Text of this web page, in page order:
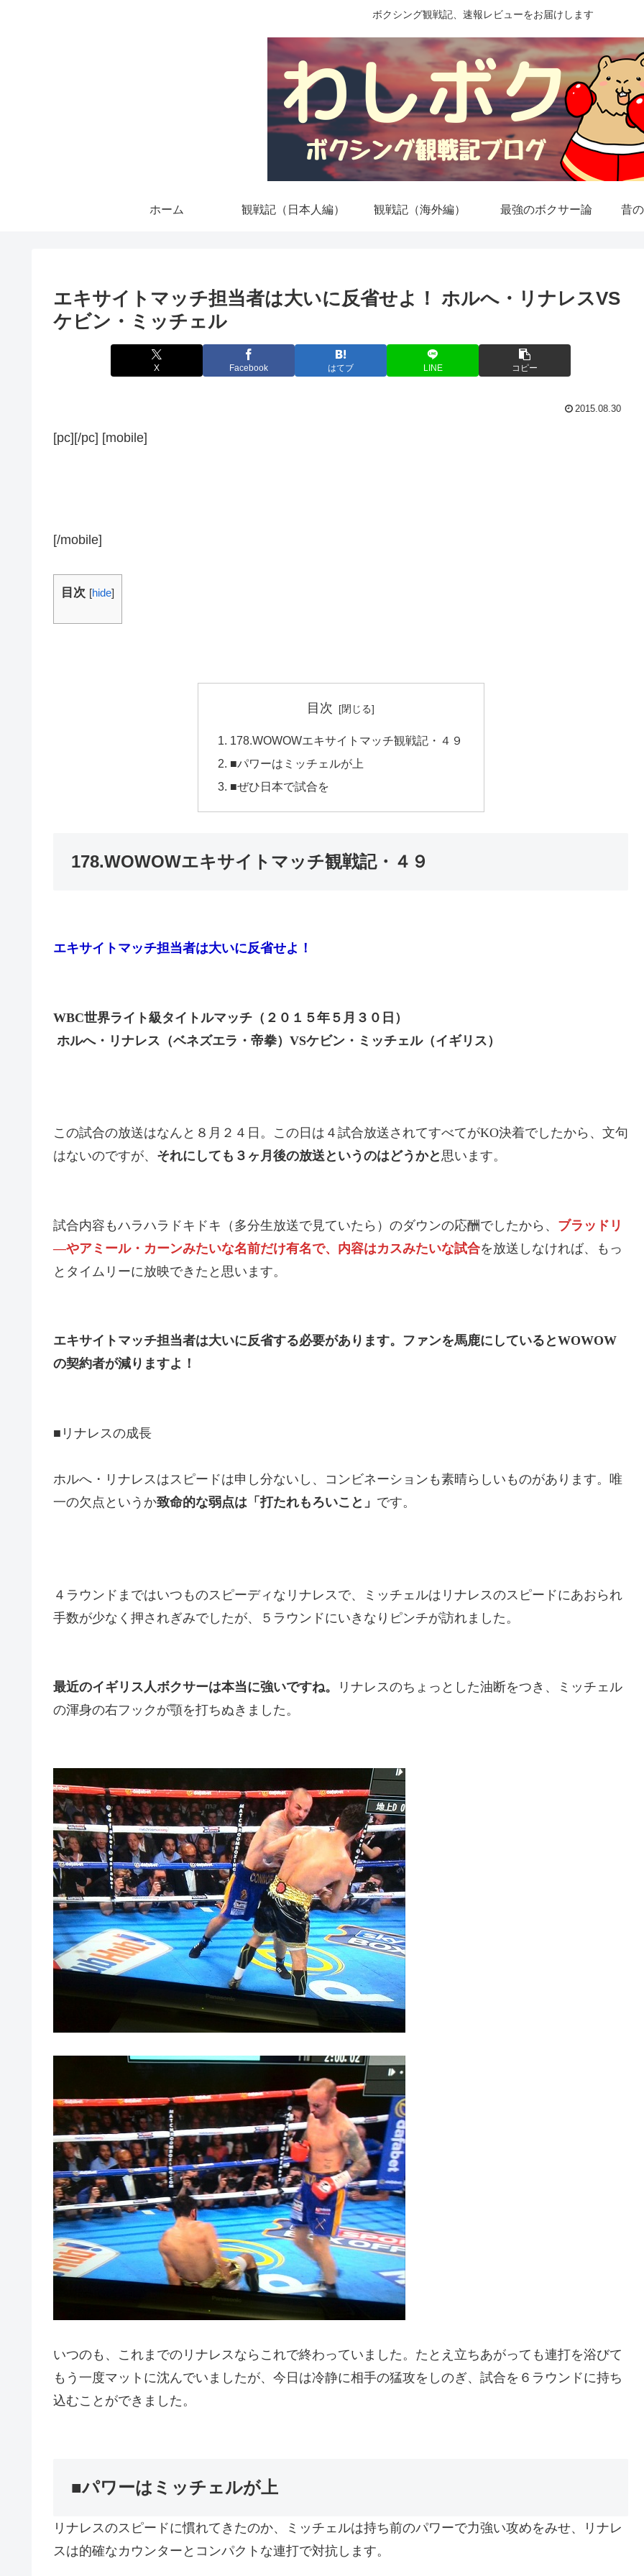
ボクシング観戦記、速報レビューをお届けします
ホーム 観戦記（日本人編） 観戦記（海外編） 最強のボクサー論 昔
エキサイトマッチ担当者は大いに反省せよ！ ホルへ・リナレスVS
ケビン・ミッチェル
X Facebook はてブ LINE コピー
2015.08.30
[pc][/pc] [mobile]
[/mobile]
目次 [hide]
目次
178.WOWOWエキサイトマッチ観戦記・４９
■パワーはミッチェルが上
■ぜひ日本で試合を
178.WOWOWエキサイトマッチ観戦記・４９
エキサイトマッチ担当者は大いに反省せよ！
WBC世界ライト級タイトルマッチ（２０１５年５月３０日）
ホルへ・リナレス（ベネズエラ・帝拳） VSケビン・ミッチェル（イギリス）
この試合の放送はなんと８月２４日。この日は４試合放送されてすべてがKO決着でしたから、文句
はないのですが、 それにしても３ヶ月後の放送というのはどうかと思います。
試合内容もハラハラドキドキ（多分生放送で見ていたら）のダウンの応酬でしたから、 ブラッドリ
―やアミール・カーンみたいな名前だけ有名で、内容はカスみたいな試合を放送しなければ、もっ
とタイムリーに放映できたと思います。
エキサイトマッチ担当者は大いに反省する必要があります。ファンを馬鹿にしているとWOWOW
の契約者が減りますよ！
■リナレスの成長
ホルへ・リナレスはスピードは申し分ないし、コンビネーションも素晴らしいものがあります。唯
一の欠点というか致命的な弱点は「打たれもろいこと」 です。
４ラウンドまではいつものスピーディなリナレスで、ミッチェルはリナレスのスピードにあおられ
手数が少なく押されぎみでしたが、５ラウンドにいきなりピンチが訪れました。
最近のイギリス人ボクサーは本当に強いですね。
リナレスのちょっとした油断をつき、ミッチェル
の渾身の右フックが顎を打ちぬきました。
いつのも、これまでのリナレスならこれで終わっていました。たとえ立ちあがっても連打を浴びて
もう一度マットに沈んでいましたが、今日は冷静に相手の猛攻をしのぎ、試合を６ラウンドに持ち
込むことができました。
■パワーはミッチェルが上
リナレスのスピードに慣れてきたのか、ミッチェルは持ち前のパワーで力強い攻めをみせ、リナレ
スは的確なカウンターとコンパクトな連打で対抗します。